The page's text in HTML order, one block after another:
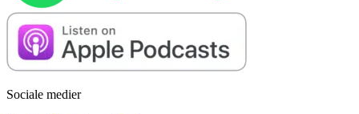
Sociale medier